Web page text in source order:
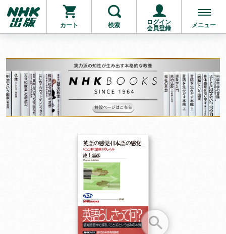
カート 検索
ログイン
会員登録
メニュー